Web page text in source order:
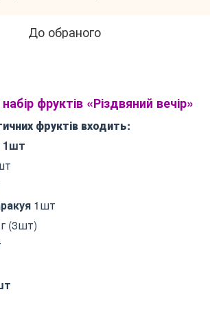
До обраного
фруктів «Різдвяний вечір»
фруктів входить:
1шт
1шт
(3шт)